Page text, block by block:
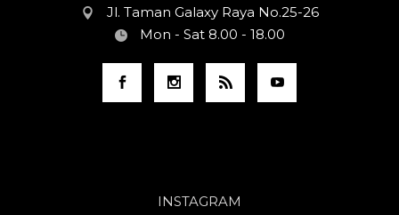
Jl. Taman Galaxy Raya No.25-26
Mon - Sat 8.00 - 18.00
INSTAGRAM